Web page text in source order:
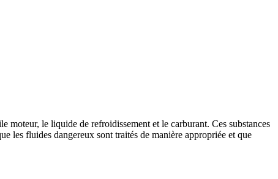
moteur, le liquide de refroidissement et le carburant. Ces substances
les fluides dangereux sont traités de manière appropriée et que